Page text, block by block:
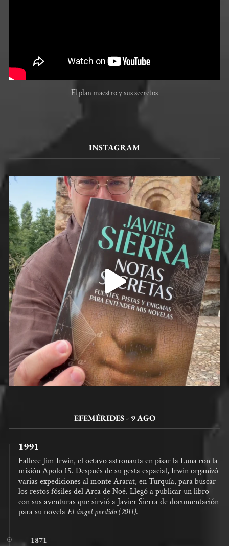
El plan maestro y sus secretos
INSTAGRAM
EFEMÉRIDES - 9 AGO
1991
Fallece Jim Irwin, el octavo astronauta en pisar la Luna con la
misión Apolo 15. Después de su gesta espacial, Irwin organizó
varias expediciones al monte Ararat, en Turquía, para buscar
los restos fósiles del Arca de Noé. Llegó a publicar un libro
con sus aventuras que sirvió a Javier Sierra de documentación
para su novelaEl ángel perdido (2011).
1871